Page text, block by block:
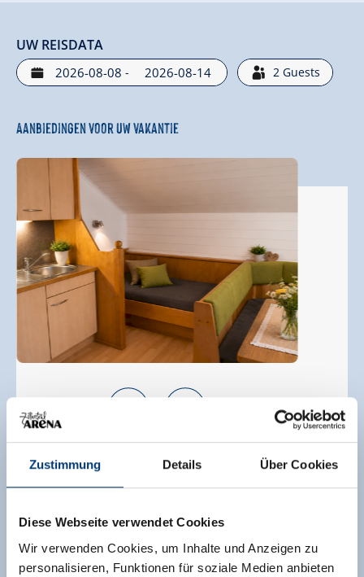
Zustimmung Details Über Cookies
Diese Webseite verwendet Cookies
Wir verwenden Cookies, um Inhalte und Anzeigen zu
personalisieren, Funktionen für soziale Medien anbieten
UW REISDATA
- 2 Guests
Aanbiedingen voor uw vakantie
Appartement, douche, WC, 2 slaapkamers
mensen |Slaapkamer:2
Ons gezellige en volledig uitgeruste
vakantieappartement is ideaal voor gezinnen of